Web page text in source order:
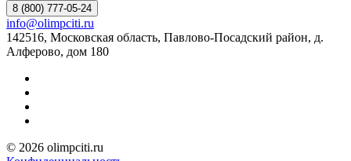
8 (800) 777-05-24
info@olimpciti.ru
142516, Московская область, Павлово-Посадский район, д.
Алферово, дом 180
© 2026 olimpciti.ru